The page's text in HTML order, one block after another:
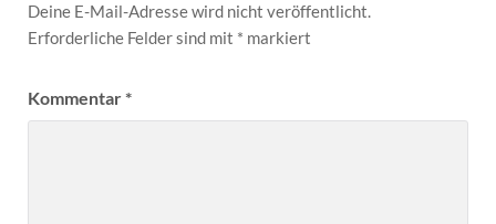
Deine E-Mail-Adresse wird nicht veröffentlicht.
Erforderliche Felder sind mit * markiert
Kommentar*